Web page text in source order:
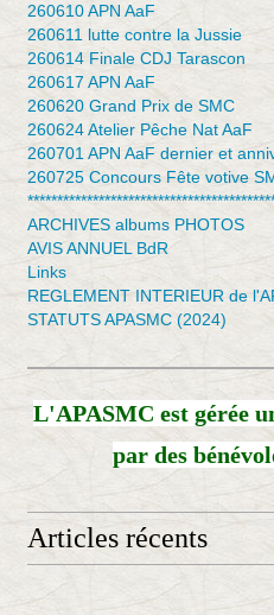
260610 APN AaF
260611 lutte contre la Jussie
260614 Finale CDJ Tarascon
260617 APN AaF
260620 Grand Prix de SMC
260624 Atelier Pêche Nat AaF
260701 APN AaF dernier et
260725 Concours Fête votive
ARCHIVES albums PHOTOS
AVIS ANNUEL BdR
Links
REGLEMENT INTERIEUR de
STATUTS APASMC (2024)
L'APASMC est gérée
par des
Articles récents